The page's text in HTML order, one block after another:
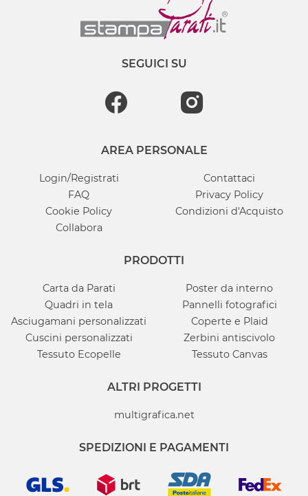
SEGUICI SU
AREA PERSONALE
Login/Registrati
Contattaci
FAQ
Privacy Policy
Cookie Policy
Condizioni d'Acquisto
Collabora
PRODOTTI
Carta da Parati
Poster da interno
Quadri in tela
Pannelli fotografici
Asciugamani personalizzati
Coperte e Plaid
Cuscini personalizzati
Zerbini antiscivolo
Tessuto Ecopelle
Tessuto Canvas
ALTRI PROGETTI
multigrafica.net
SPEDIZIONI E PAGAMENTI